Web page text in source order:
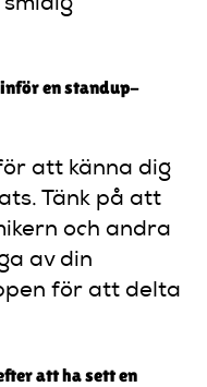
en standup-
att känna dig
Tänk på att
och andra
av din
för att delta
att ha sett en